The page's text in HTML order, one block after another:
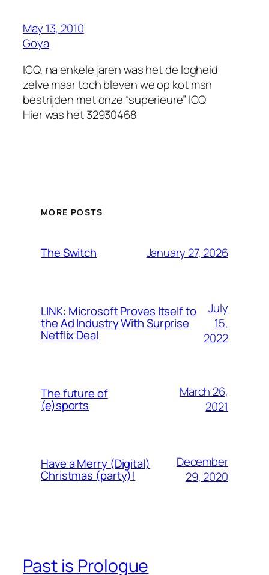
May 13, 2010
Goya
ICQ, na enkele jaren was het de logheid
zelve maar toch bleven we op kot msn
bestrijden met onze “superieure” ICQ
Hier was het 32930468
MORE POSTS
The Switch January 27, 2026
LINK: Microsoft Proves Itself to
the Ad Industry With Surprise
Netflix Deal
July
15,
2022
The future of
(e)sports
March 26,
2021
Have a Merry (Digital)
Christmas (party)!
December
29, 2020
Past is Prologue